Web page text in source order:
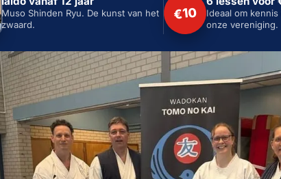
Muso Shinden Ryu. De kunst van het
zwaard.
€10
Ideaal om
onze vereniging.